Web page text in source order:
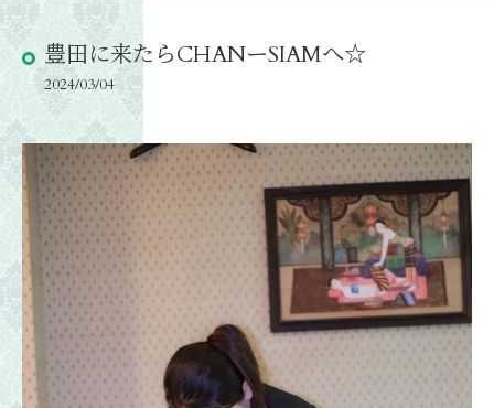
豊田に来たらCHANーSIAMへ☆
2024/03/04